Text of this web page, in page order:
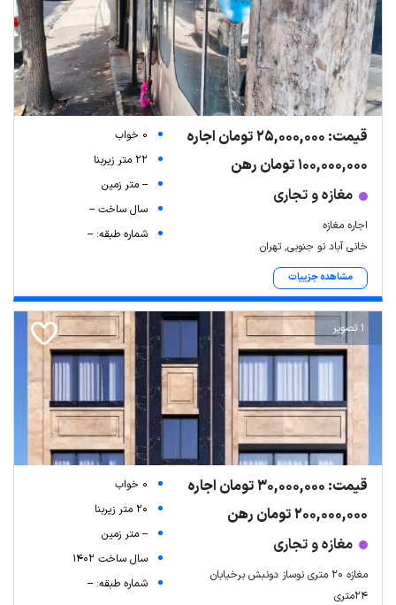
قیمت: 25,000,000 تومان اجاره
100,000,000 تومان رهن
مغازه و تجاری
اجاره مغازه
خانی آباد نو جنوبی, تهران
مشاهده جزییات
0 خواب
22 متر زیربنا
-- متر زمین
سال ساخت --
شماره طبقه: --
1 تصویر
قیمت: 30,000,000 تومان اجاره
200,000,000 تومان رهن
مغازه و تجاری
مغازه 20 متری نوساز دونبش برخیابان
24متری
0 خواب
20 متر زیربنا
-- متر زمین
سال ساخت 1402
شماره طبقه: --